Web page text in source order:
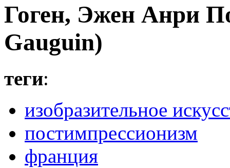
Гоген, Эжен Анри
Gauguin)
теги:
изобразительное
постимпрессионизм
франция